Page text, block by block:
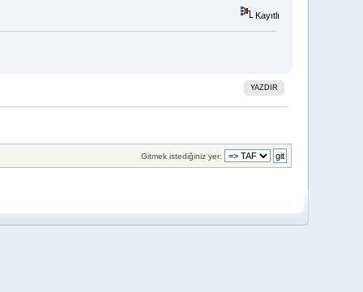
Kayıtlı
YAZDIR
Gitmek istediğiniz yer: